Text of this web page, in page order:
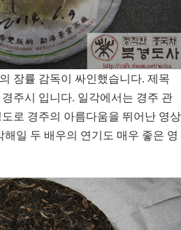
장률 감독이 싸인했습니다. 제목
주시 입니다. 일각에서는 경주 관
로 경주의 아름다움을 뛰어난 영상
해일 두 배우의 연기도 매우 좋은 영